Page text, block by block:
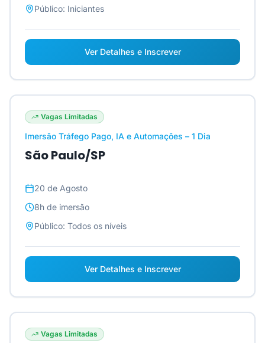
Público: Iniciantes
Ver Detalhes e Inscrever
Vagas Limitadas
Imersão Tráfego Pago, IA e Automações – 1 Dia
São Paulo/SP
20 de Agosto
8h de imersão
Público: Todos os níveis
Ver Detalhes e Inscrever
Vagas Limitadas